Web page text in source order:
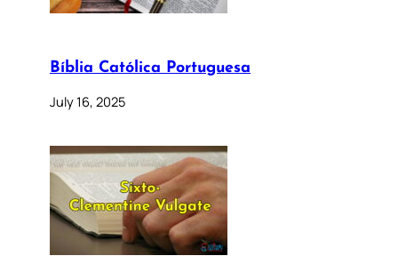
Bíblia Católica Portuguesa
July 16, 2025